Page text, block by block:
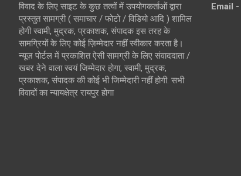
विवाद के लिए साइट के कुछ तत्वों में उपयोगकर्ताओं द्वारा
प्रस्तुत सामग्री ( समाचार / फोटो / विडियो आदि ) शामिल
होगी स्वामी, मुद्रक, प्रकाशक, संपादक इस तरह के
सामग्रियों के लिए कोई ज़िम्मेदार नहीं स्वीकार करता है।
न्यूज़ पोर्टल में प्रकाशित ऐसी सामग्री के लिए संवाददाता /
खबर देने वाला स्वयं जिम्मेदार होगा, स्वामी, मुद्रक,
प्रकाशक, संपादक की कोई भी जिम्मेदारी नहीं होगी. सभी
विवादों का न्यायक्षेत्र रायपुर होगा
Email -